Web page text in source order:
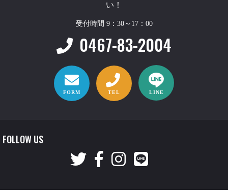
い！
受付時間 9：30～17：00
0467-83-2004
FORM TEL LINE
FOLLOW US